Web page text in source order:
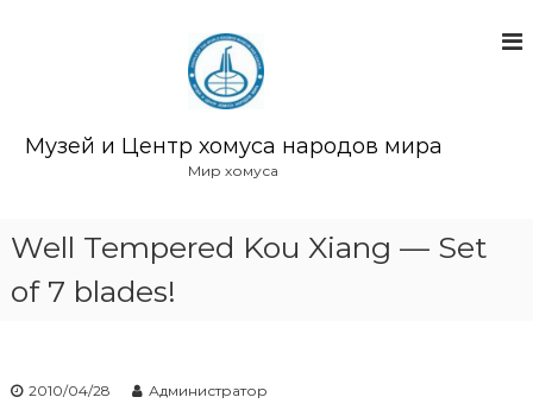
Музей и Центр хомуса народов мира
Мир хомуса
Well Tempered Kou Xiang — Set
of 7 blades!
2010/04/28 Администратор